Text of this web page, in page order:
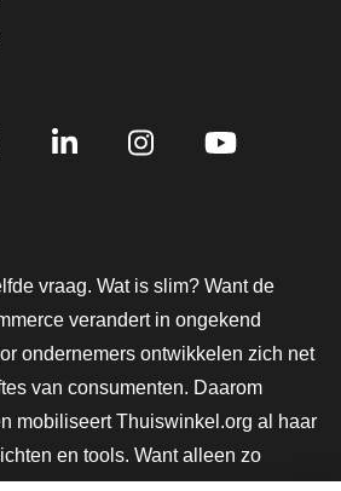
vraag. Wat is slim? Want de
verandert in ongekend
ondernemers ontwikkelen zich net
van consumenten. Daarom
mobiliseert Thuiswinkel.org al haar
en tools. Want alleen zo